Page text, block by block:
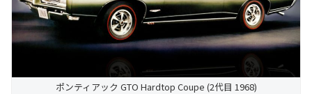
ポンティアック GTO Hardtop Coupe (2代目 1968)